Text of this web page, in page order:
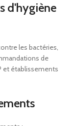
d'hygiène
les bactéries,
de
et établissements